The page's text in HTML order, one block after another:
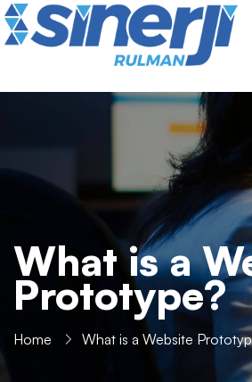
What is a
Prototype?
Home What is a Website